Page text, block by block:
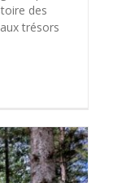
des
trésors